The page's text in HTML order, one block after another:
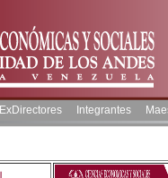
ExDirectores Integrantes